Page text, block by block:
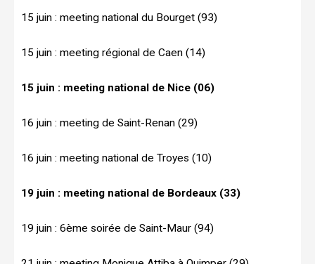
15 juin : meeting national du Bourget (93)
15 juin : meeting régional de Caen (14)
15 juin : meeting national de Nice (06)
16 juin : meeting de Saint-Renan (29)
16 juin : meeting national de Troyes (10)
19 juin : meeting national de Bordeaux (33)
19 juin : 6ème soirée de Saint-Maur (94)